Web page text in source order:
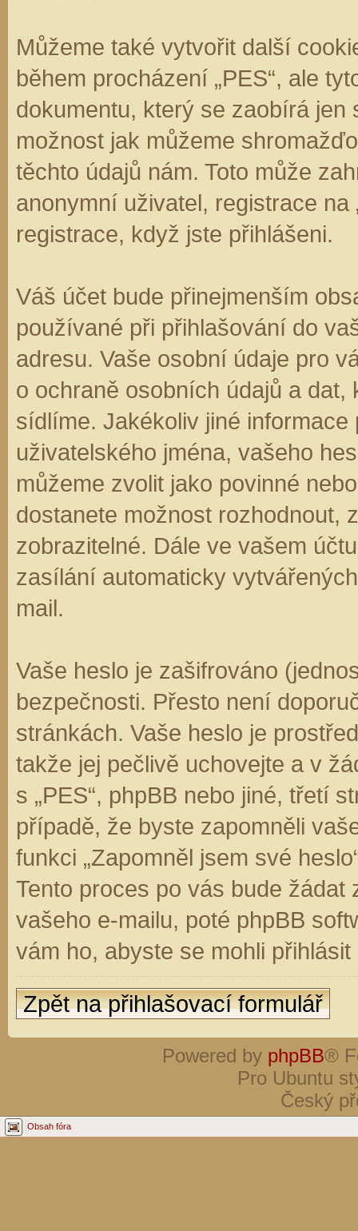
Můžeme také vytvořit další
během procházení „PES“, ale
dokumentu, který se zaobírá jen
možnost jak můžeme
těchto údajů nám. Toto může
anonymní uživatel, registrace
registrace, když jste přihlášeni.
Váš účet bude přinejmenším
používané při přihlašování do
adresu. Vaše osobní údaje pro
o ochraně osobních údajů a
sídlíme. Jakékoliv jiné informace
uživatelského jména, vašeho
můžeme zvolit jako povinné
dostanete možnost rozhodnout,
zobrazitelné. Dále ve vašem
zasílání automaticky
mail.
Vaše heslo je zašifrováno
bezpečnosti. Přesto není
stránkách. Vaše heslo je
takže jej pečlivě uchovejte a v
s „PES“, phpBB nebo jiné, třetí
případě, že byste zapomněli
funkci „Zapomněl jsem své
Tento proces po vás bude
vašeho e-mailu, poté phpBB
vám ho, abyste se mohli
Zpět na přihlašovací formulář
Powered by phpBB®
Pro Ubuntu
Český
Obsah fóra